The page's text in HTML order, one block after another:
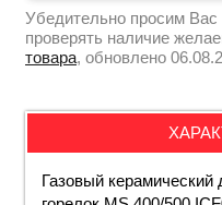
Убедительно просим
проверять наличие
товара, обновлено
Газовый